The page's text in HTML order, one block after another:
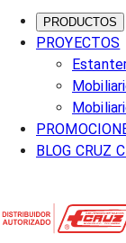
PRODUCTOS
PROYECTOS
BLOG CRUZ